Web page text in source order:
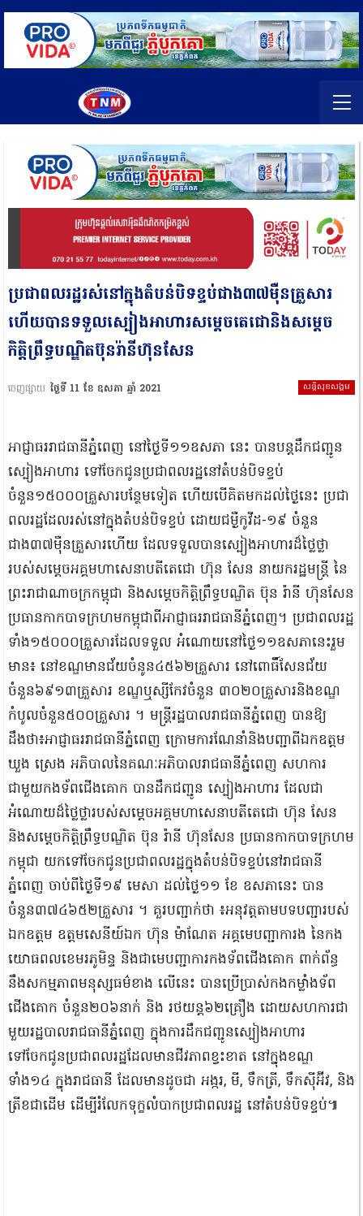
ប្រជាពលរដ្ឋរស់នៅក្នុងតំបន់បិទខ្ទប់ជាង៣៧ម៉ឺនគ្រួសារ
ហើយបានទទួលស្បៀងអាហារសម្ដេចតេជោនិងសម្ដេច
កិត្តិព្រឹទ្ធបណ្ឌិតប៊ុនរ៉ានីហ៊ុនសែន
សន្តិសុខសង្គម
ចេញផ្សាយ ថ្ងៃទី 11 ខែ ឧសភា ឆ្នាំ 2021
អាជ្ញាធររាជធានីភ្នំពេញ នៅថ្ងៃទី១១ឧសភា នេះ បានបន្តដឹកជញ្ជូន
ស្បៀងអាហារ ទៅចែកជូនប្រជាពលរដ្ឋនៅតំបន់បិទខ្ទប់
ចំនួន១៥០០០គ្រួសារបន្ថែមទៀត ហើយបើគិតមកដល់ថ្ងៃនេះ ប្រជា
ពលរដ្ឋដែលរស់នៅក្នុងតំបន់បិទខ្ទប់ ដោយជម្ងឺកូវីដ-១៩ ចំនួន
ជាង៣៧ម៉ឺនគ្រួសារហើយ ដែលទទួលបានស្បៀងអាហារដ៏ថ្លៃថ្លា
របស់សម្ដេចអគ្គមហាសេនាបតីតេជោ ហ៊ុន សែន នាយករដ្ឋមន្ត្រី នៃ
ព្រះរាជាណាចក្រកម្ពុជា និងសម្ដេចកិត្តិព្រឹទ្ធបណ្ឌិត ប៊ុន រ៉ានី ហ៊ុនសែន
ប្រធានកាកបាទក្រហមកម្ពុជាពីអាជ្ញាធររាជធានីភ្នំពេញ។ ប្រជាពលរដ្ឋ
ទាំង១៥០០០គ្រួសារដែលទទួល អំណោយនៅថ្ងៃ១១ឧសភានេះរួម
មាន៖ នៅខណ្ឌមានជ័យចំនូន៤៥៦២គ្រួសារ នៅពោធិ៍សែនជ័យ
ចំនួន៦៩១៣គ្រួសារ ខណ្ឌឬស្សីកែវចំនួន ៣០២០គ្រួសារនិងខណ្ឌ
កំបូលចំនួន៥០០គ្រួសារ ។ មន្ត្រីរដ្ឋបាលរាជធានីភ្នំពេញ បានឱ្យ
ដឹងថា៖អាជ្ញាធររាជធានីភ្នំពេញ ក្រោមការណែនាំនិងបញ្ជាពីឯកឧត្តម
ឃួង ស្រេង អភិបាលនៃគណៈអភិបាលរាជធានីភ្នំពេញ សហការ
ជាមួយកងទ័ពជើងគោក បានដឹកជញ្ជូន ស្បៀងអាហារ ដែលជា
អំណោយដ៏ថ្លៃថ្លារបស់សម្ដេចអគ្គមហាសេនាបតីតេជោ ហ៊ុន សែន
និងសម្ដេចកិត្តិព្រឹទ្ធបណ្ឌិត ប៊ុន រ៉ានី ហ៊ុនសែន ប្រធានកាកបាទក្រហម
កម្ពុជា យកទៅចែកជូនប្រជាពលរដ្ឋក្នុងតំបន់បិទខ្ទប់នៅរាជធានី
ភ្នំពេញ ចាប់ពីថ្ងៃទី១៩ មេសា ដល់ថ្ងៃ១១ ខែ ឧសភានេះ បាន
ចំនួន៣៧៤៦៥២គ្រួសារ ។ គួរបញ្ជាក់ថា ៖អនុវត្តតាមបទបញ្ជារបស់
ឯកឧត្តម ឧត្តមសេនីយ៍ឯក ហ៊ុន ម៉ាណែត អគ្គមេបញ្ជាការង នៃកង
យោធពលខេមរភូមិន្ទ និងជាមេបញ្ជាការកងទ័ពជើងគោក ពាក់ព័ន្ធ
នឹងសកម្មភាពមនុស្សធម៌ខាង លើនេះ បានប្រើប្រាស់កងកម្លាំងទ័ព
ជើងគោក ចំនួន២០៦នាក់ និង រថយន្ត៦២គ្រឿង ដោយសហការជា
មួយរដ្ឋបាលរាជធានីភ្នំពេញ ក្នុងការដឹកជញ្ជូនស្បៀងអាហារ
ទៅចែកជូនប្រជាពលរដ្ឋដែលមានជីវភាពខ្វះខាត នៅក្នុងខណ្ឌ
ទាំង១៤ ក្នុងរាជធានី ដែលមានដូចជា អង្ករ, មី, ទឹកត្រី, ទឹកស៊ីអ៊ីវ, និង
ត្រីខជាដើម ដើម្បីរំលែកទុក្ខលំបាកប្រជាពលរដ្ឋ នៅតំបន់បិទខ្ទប់៕